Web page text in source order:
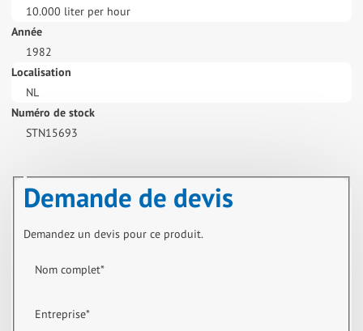
10.000 liter per hour
Année
1982
Localisation
NL
Numéro de stock
STN15693
Demande de devis
Demandez un devis pour ce produit.
Nom complet*
Entreprise*